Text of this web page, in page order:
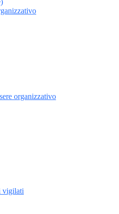
organizzativo
vigilati